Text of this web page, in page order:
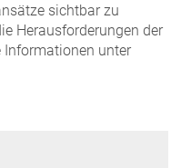
sichtbar zu
Herausforderungen der
Informationen unter